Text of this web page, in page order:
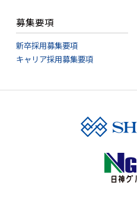
募集要項
新卒採用募集要項
キャリア採用募集要項